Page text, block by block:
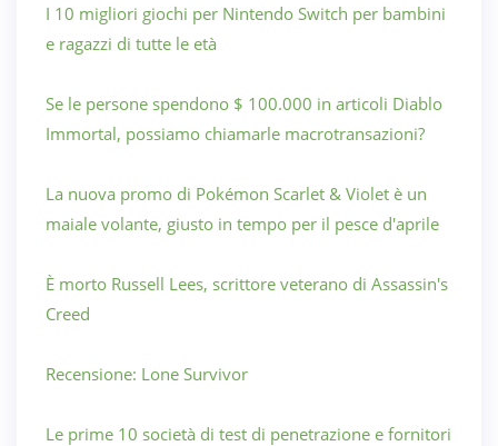
I 10 migliori giochi per Nintendo Switch per bambini
e ragazzi di tutte le età
Se le persone spendono $ 100.000 in articoli Diablo
Immortal, possiamo chiamarle macrotransazioni?
La nuova promo di Pokémon Scarlet & Violet è un
maiale volante, giusto in tempo per il pesce d'aprile
È morto Russell Lees, scrittore veterano di Assassin's
Creed
Recensione: Lone Survivor
Le prime 10 società di test di penetrazione e fornitori